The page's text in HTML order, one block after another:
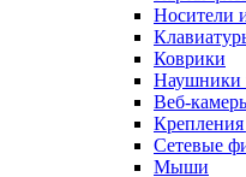
Носители
Коврики
Наушники
Веб-
Сетевые
Мыши